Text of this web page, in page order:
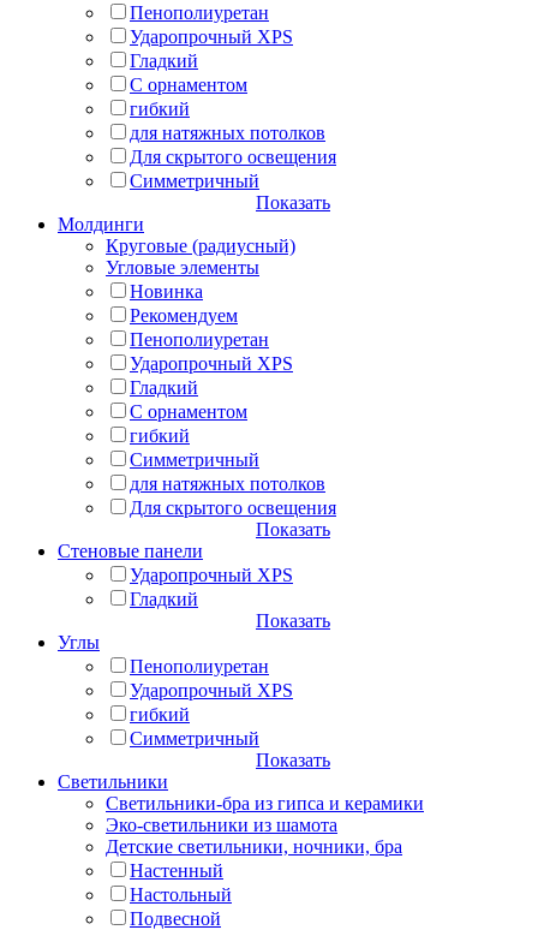
Пенополиуретан
Ударопрочный XPS
Гладкий
С орнаментом
гибкий
для натяжных потолков
Для скрытого освещения
Симметричный
Показать
Молдинги
Круговые (радиусный)
Угловые элементы
Новинка
Рекомендуем
Пенополиуретан
Ударопрочный XPS
Гладкий
С орнаментом
гибкий
Симметричный
для натяжных потолков
Для скрытого освещения
Показать
Стеновые панели
Ударопрочный XPS
Гладкий
Показать
Углы
Пенополиуретан
Ударопрочный XPS
гибкий
Симметричный
Показать
Светильники
Светильники-бра из гипса и керамики
Эко-светильники из шамота
Детские светильники, ночники, бра
Настенный
Настольный
Подвесной